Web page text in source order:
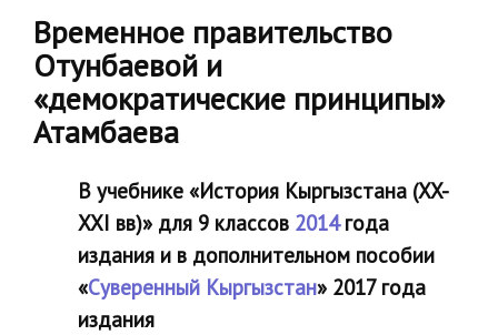
Временное правительство
Отунбаевой и
«‎демократические принципы»
Атамбаева
В учебнике «‎История Кыргызстана (XX-
XXI вв)» для 9 классов 2014года
издания и в дополнительном пособии
«‎Суверенный Кыргызстан» 2017 года
издания